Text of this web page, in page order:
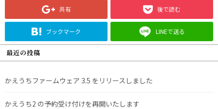
共有 後で読む
ブックマーク LINEで送る
最近の投稿
かえうちファームウェア 3.5 をリリースしました
かえうち2 の予約受け付けを再開いたします